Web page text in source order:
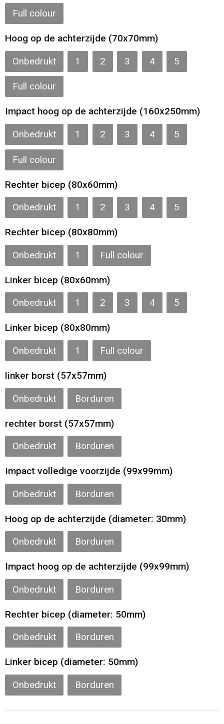
Full colour
Hoog op de achterzijde (70x70mm)
Onbedrukt 1 2 3 4 5
Full colour
Impact hoog op de achterzijde (160x250mm)
Onbedrukt 1 2 3 4 5
Full colour
Rechter bicep (80x60mm)
Onbedrukt 1 2 3 4 5
Rechter bicep (80x80mm)
Onbedrukt 1 Full colour
Linker bicep (80x60mm)
Onbedrukt 1 2 3 4 5
Linker bicep (80x80mm)
Onbedrukt 1 Full colour
linker borst (57x57mm)
Onbedrukt Borduren
rechter borst (57x57mm)
Onbedrukt Borduren
Impact volledige voorzijde (99x99mm)
Onbedrukt Borduren
Hoog op de achterzijde (diameter: 30mm)
Onbedrukt Borduren
Impact hoog op de achterzijde (99x99mm)
Onbedrukt Borduren
Rechter bicep (diameter: 50mm)
Onbedrukt Borduren
Linker bicep (diameter: 50mm)
Onbedrukt Borduren